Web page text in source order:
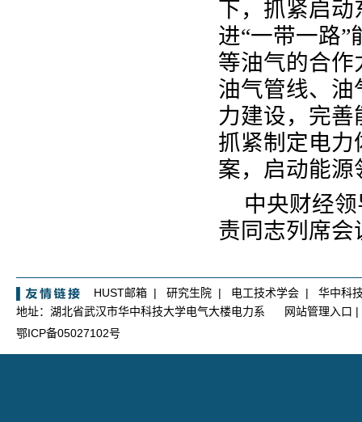
下，抓紧启
进“一带一路
等油气的合
油气管线、
力建设，完
抓紧制定电
案，启动能
中央财经
责同志列席会
HUST邮箱 | 研究生院 | 电工技术学会 | 华中科
地址：湖北省武汉市华中科技大学电气大楼电力系
网站管理入口 |
鄂ICP备05027102号